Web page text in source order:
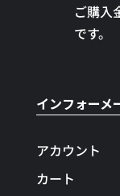
ご購入
です。
インフォーメ
アカウント
カート